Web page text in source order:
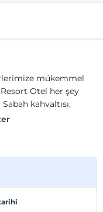
mükemmel
Otel her şey
kahvaltısı,
olup geç
gece çorbası,
lobby bar, havuz
bar
havuz, 1